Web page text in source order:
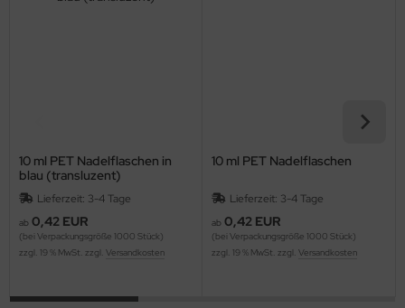
10 ml PET Nadelflaschen in
blau (transluzent)
Lieferzeit: 3-4 Tage
ab 0,42 EUR
(bei Verpackungsgröße 1000 Stück)
zzgl. 19 % MwSt. zzgl. Versandkosten
10 ml PET Nadelflaschen
Lieferzeit: 3-4 Tage
ab 0,42 EUR
(bei Verpackungsgröße 1000 Stück)
zzgl. 19 % MwSt. zzgl. Versandkosten